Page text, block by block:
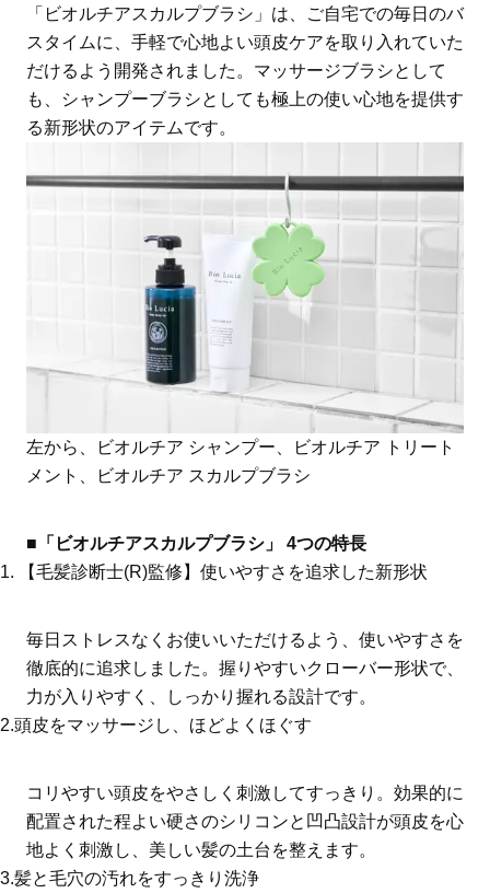
「ビオルチアスカルプブラシ」は、ご自宅での毎日のバ
スタイムに、手軽で心地よい頭皮ケアを取り入れていた
だけるよう開発されました。マッサージブラシとして
も、シャンプーブラシとしても極上の使い心地を提供す
る新形状のアイテムです。
左から、ビオルチア シャンプー、ビオルチア トリート
メント、ビオルチア スカルプブラシ
■「ビオルチアスカルプブラシ」 4つの特長
1. 【毛髪診断士(R)監修】使いやすさを追求した新形状
毎日ストレスなくお使いいただけるよう、使いやすさを
徹底的に追求しました。握りやすいクローバー形状で、
力が入りやすく、しっかり握れる設計です。
2.頭皮をマッサージし、ほどよくほぐす
コリやすい頭皮をやさしく刺激してすっきり。効果的に
配置された程よい硬さのシリコンと凹凸設計が頭皮を心
地よく刺激し、美しい髪の土台を整えます。
3.髪と毛穴の汚れをすっきり洗浄